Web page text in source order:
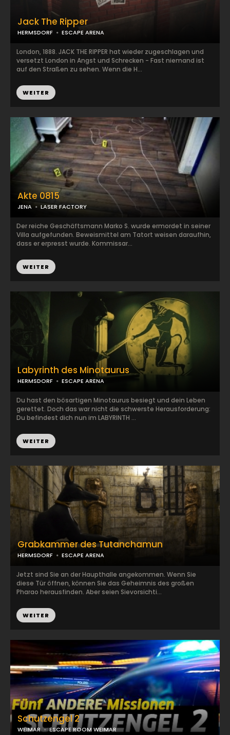
Akte 0815
JENA LASER FACTORY
Der reiche Geschäftsmann Marko S. wurde ermordet in seiner
Villa aufgefunden. Beweismittel am Tatort weisen daraufhin,
dass er erpresst wurde. Kommissar...
WEITER
Jack The Ripper
HERMSDORF ESCAPE ARENA
London, 1888. JACK THE RIPPER hat wieder zugeschlagen und
versetzt London in Angst und Schrecken - Fast niemand ist
auf den Straßen zu sehen. Wenn die H...
WEITER
Labyrinth des Minotaurus
HERMSDORF ESCAPE ARENA
Du hast den bösartigen Minotaurus besiegt und dein Leben
gerettet. Doch das war nicht die schwerste Herausforderung:
Du befindest dich nun im LABYRINTH ...
WEITER
Grabkammer des Tutanchamun
HERMSDORF ESCAPE ARENA
Jetzt sind Sie an der Haupthalle angekommen. Wenn Sie
diese Tür öffnen, können Sie das Geheimnis des großen
Pharao herausfinden. Aber seien Sievorsichti...
WEITER
Schutzengel 2
WEIMAR ESCAPE ROOM WEIMAR